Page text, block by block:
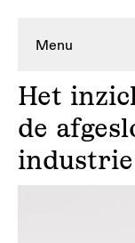
Menu
Het
de
industrie